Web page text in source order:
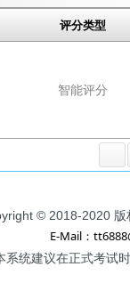
评分类型
智能评分
© 2018-2020 版
E-Mail：
系统建议在正式考试